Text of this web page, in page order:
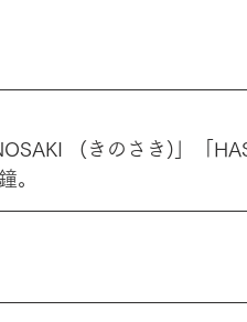
(きのさき)」「
。